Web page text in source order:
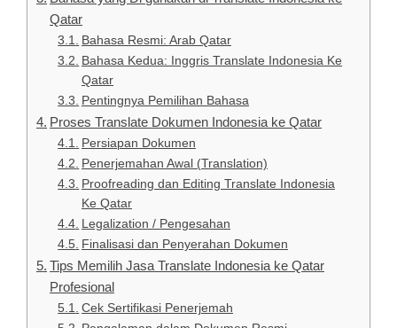
Qatar
Bahasa Resmi: Arab Qatar
Bahasa Kedua: Inggris Translate Indonesia Ke
Qatar
Pentingnya Pemilihan Bahasa
Proses Translate Dokumen Indonesia ke Qatar
Persiapan Dokumen
Penerjemahan Awal (Translation)
Proofreading dan Editing Translate Indonesia
Ke Qatar
Legalization / Pengesahan
Finalisasi dan Penyerahan Dokumen
Tips Memilih Jasa Translate Indonesia ke Qatar
Profesional
Cek Sertifikasi Penerjemah